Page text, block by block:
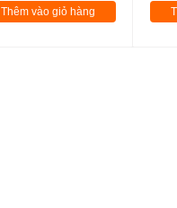
Thêm vào giỏ hàng